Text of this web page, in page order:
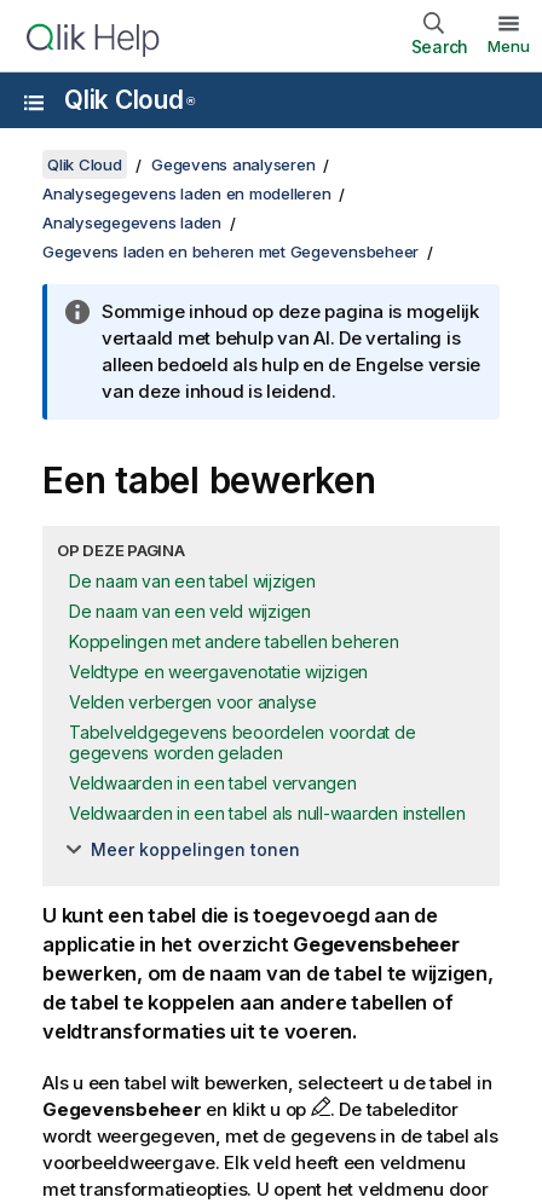
Search Menu
Qlik Cloud ®
Qlik Cloud
Gegevens analyseren
Analysegegevens laden en modelleren
Analysegegevens laden
Gegevens laden en beheren met Gegevensbeheer
Sommige inhoud op deze pagina is mogelijk
vertaald met behulp van AI. De vertaling is
alleen bedoeld als hulp en de Engelse versie
van deze inhoud is leidend.
Een tabel bewerken
OP DEZE PAGINA
De naam van een tabel wijzigen
De naam van een veld wijzigen
Koppelingen met andere tabellen beheren
Veldtype en weergavenotatie wijzigen
Velden verbergen voor analyse
Tabelveldgegevens beoordelen voordat de
gegevens worden geladen
Veldwaarden in een tabel vervangen
Veldwaarden in een tabel als null-waarden instellen
Meer koppelingen tonen
U kunt een tabel die is toegevoegd aan de
applicatiein het overzicht Gegevensbeheer
bewerken, om de naam van de tabel te wijzigen,
de tabel te koppelen aan andere tabellen of
veldtransformaties uit te voeren.
Als u een tabel wilt bewerken, selecteert u de tabel in
Gegevensbeheer en klikt u op
. De tabeleditor
wordt weergegeven, met de gegevens in de tabel als
voorbeeldweergave. Elk veld heeft een veldmenu
met transformatieopties. U opent het veldmenu door